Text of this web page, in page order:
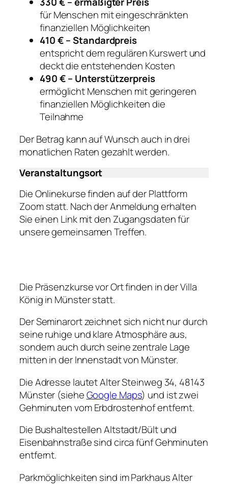
für Menschen mit eingeschränkten
finanziellen Möglichkeiten
410 € – Standardpreis
entspricht dem regulären Kurswert und
deckt die entstehenden Kosten
490 € – Unterstützerpreis
ermöglicht Menschen mit geringeren
finanziellen Möglichkeiten die
Teilnahme
Der Betrag kann auf Wunsch auch in drei
monatlichen Raten gezahlt werden.
Veranstaltungsort
Die Onlinekurse finden auf der Plattform
Zoom statt. Nach der Anmeldung erhalten
Sie einen Link mit den Zugangsdaten für
unsere gemeinsamen Treffen.
Die Präsenzkurse vor Ort finden in der Villa
König in Münster statt.
Der Seminarort zeichnet sich nicht nur durch
seine ruhige und klare Atmosphäre aus,
sondern auch durch seine zentrale Lage
mitten in der Innenstadt von Münster.
Die Adresse lautet Alter Steinweg 34, 48143
Münster (sieheGoogle Maps) und ist zwei
Gehminuten vom Erbdrostenhof entfernt.
Die Bushaltestellen Altstadt/Bült und
Eisenbahnstraße sind circa fünf Gehminuten
entfernt.
Parkmöglichkeiten sind im Parkhaus Alter